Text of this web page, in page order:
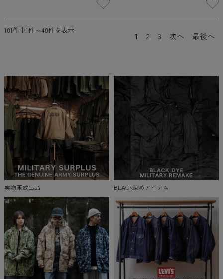
101件中1件～40件を表示
1 2 3 次へ 最後へ
実物軍放出品 BLACK染めアイテム